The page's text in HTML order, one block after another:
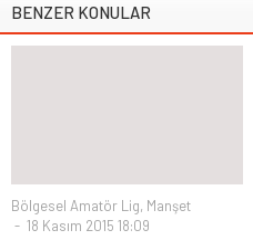
BENZER KONULAR
Bölgesel Amatör Lig, Manşet
18 Kasım 2015 18:09